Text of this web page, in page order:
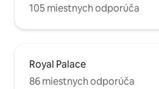
105 miestnych odporúča
Royal Palace
86 miestnych odporúča